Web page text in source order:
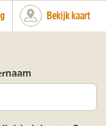
Bekijk kaart